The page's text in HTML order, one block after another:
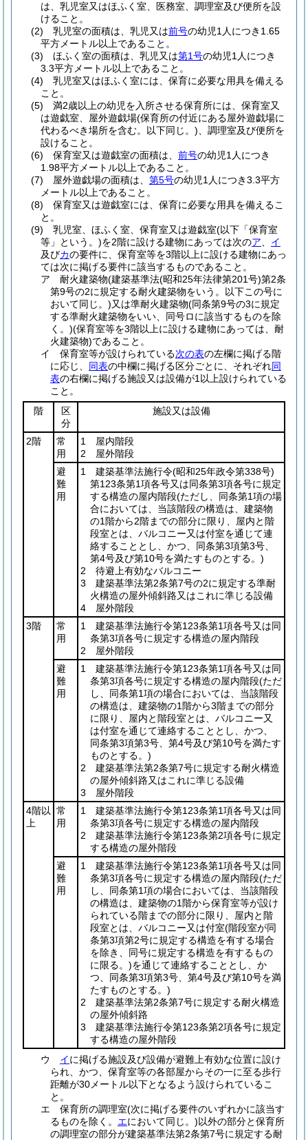
は、乳児室又はほふく室、医務室、調理室及び便所を設
けること。
(2)
乳児室の面積は、乳児又は前号の幼児1人につき1.65
平方メートル以上であること。
(3)
ほふく室の面積は、乳児又は第1号の幼児1人につき
3.3平方メートル以上であること。
(4)
乳児室又はほふく室には、保育に必要な用具を備える
こと。
(5)
満2歳以上の幼児を入所させる保育所には、保育室又
は遊戯室、屋外遊戯場(保育所の付近にある屋外遊戯場に
代わるべき場所を含む。以下同じ。) 、調理室及び便所を
設けること。
(6)
保育室又は遊戯室の面積は、 前号の幼児1人につき
1.98平方メートル以上であること。
(7)
屋外遊戯場の面積は、 第5号の幼児1人につき3.3平方
メートル以上であること。
(8)
保育室又は遊戯室には、保育に必要な用具を備えるこ
と。
(9)
乳児室、ほふく室、保育室又は遊戯室(以下「保育室
等」という。)を2階に設ける建物にあっては次のア
イ
及びカの要件に、保育室等を3階以上に設ける建物にあっ
ては次に掲げる要件に該当するものであること。
ア
耐火建築物(建築基準法(昭和25年法律第201号)第2条
第9号の2に規定する耐火建築物をいう。以下この号に
おいて同じ。)又は準耐火建築物(同条第9号の3に規定
する準耐火建築物をいい、同号ロに該当するものを除
く。)(保育室等を3階以上に設ける建物にあっては、耐
火建築物)であること。
イ
保育室等が設けられている次の表の左欄に掲げる階
に応じ、 同表の中欄に掲げる区分ごとに、それぞれ同
表の右欄に掲げる施設又は設備が1以上設けられている
こと。
階
区
分
施設又は設備
2階
常
用
1 屋内階段
2 屋外階段
避
難
用
1 建築基準法施行令(昭和25年政令第338号)
第123条第1項各号又は同条第3項各号に規定
する構造の屋内階段(ただし、同条第1項の場
合においては、当該階段の構造は、建築物
の1階から2階までの部分に限り、屋内と階
段室とは、バルコニー又は付室を通じて連
絡することとし、かつ、同条第3項第3号、
第4号及び第10号を満たすものとする。)
2 待避上有効なバルコニー
3 建築基準法第2条第7号の2に規定する準耐
火構造の屋外傾斜路又はこれに準じる設備
4 屋外階段
3階
常
用
1 建築基準法施行令第123条第1項各号又は同
条第3項各号に規定する構造の屋内階段
2 屋外階段
避
難
用
1 建築基準法施行令第123条第1項各号又は同
条第3項各号に規定する構造の屋内階段(ただ
し、同条第1項の場合においては、当該階段
の構造は、建築物の1階から3階までの部分
に限り、屋内と階段室とは、バルコニー又
は付室を通じて連絡することとし、かつ、
同条第3項第3号、第4号及び第10号を満たす
ものとする。)
2 建築基準法第2条第7号に規定する耐火構造
の屋外傾斜路又はこれに準じる設備
3 屋外階段
4階以
上
常
用
1 建築基準法施行令第123条第1項各号又は同
条第3項各号に規定する構造の屋内階段
2 建築基準法施行令第123条第2項各号に規定
する構造の屋外階段
避
難
用
1 建築基準法施行令第123条第1項各号又は同
条第3項各号に規定する構造の屋内階段(ただ
し、同条第1項の場合においては、当該階段
の構造は、建築物の1階から保育室等が設け
られている階までの部分に限り、屋内と階
段室とは、バルコニー又は付室(階段室が同
条第3項第2号に規定する構造を有する場合
を除き、同号に規定する構造を有するもの
に限る。)を通じて連絡することとし、か
つ、同条第3項第3号、第4号及び第10号を満
たすものとする。)
2 建築基準法第2条第7号に規定する耐火構造
の屋外傾斜路
3 建築基準法施行令第123条第2項各号に規定
する構造の屋外階段
ウ
イに掲げる施設及び設備が避難上有効な位置に設け
られ、かつ、保育室等の各部屋からその一に至る歩行
距離が30メートル以下となるよう設けられているこ
と。
エ
保育所の調理室(次に掲げる要件のいずれかに該当す
るものを除く。 エにおいて同じ。)以外の部分と保育所
の調理室の部分が建築基準法第2条第7号に規定する耐